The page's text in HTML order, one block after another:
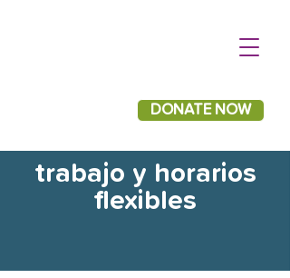
DONATE NOW
trabajo y horarios
flexibles